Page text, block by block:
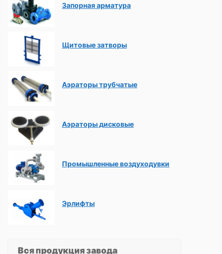
Запорная арматура
Щитовые затворы
Аэраторы трубчатые
Аэраторы дисковые
Промышленные воздуходувки
Эрлифты
Вся продукция завода